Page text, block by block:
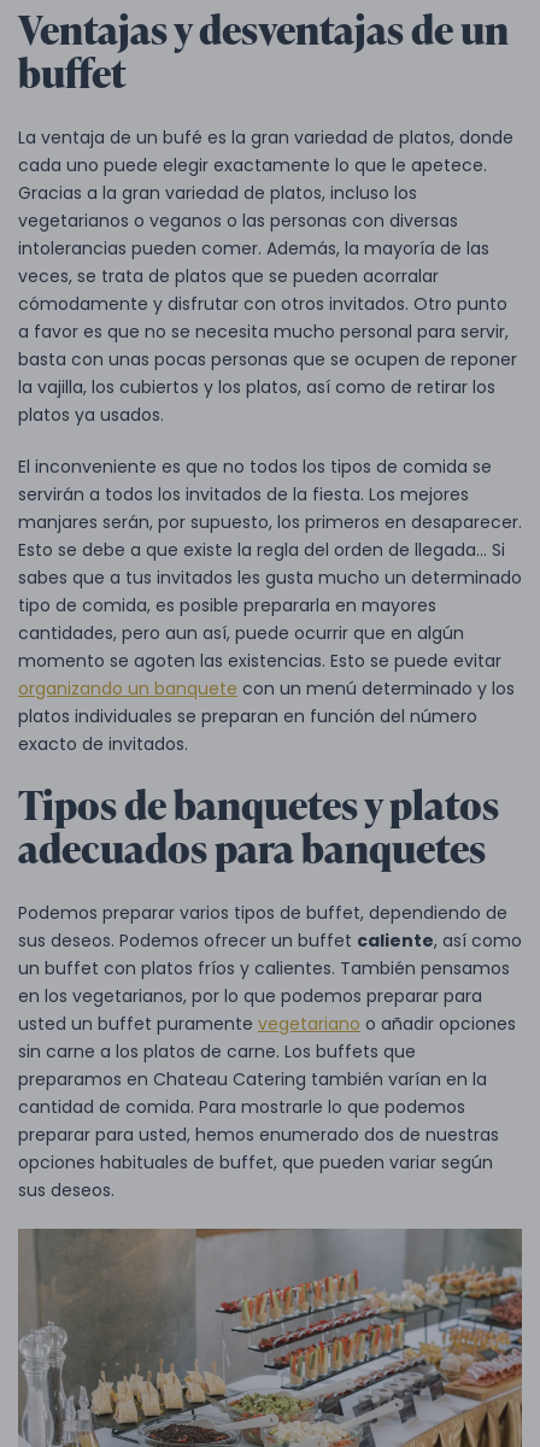
Ventajas y desventajas de un
buffet
La ventaja de un bufé es la gran variedad de platos, donde
cada uno puede elegir exactamente lo que le apetece.
Gracias a la gran variedad de platos, incluso los
vegetarianos o veganos o las personas con diversas
intolerancias pueden comer. Además, la mayoría de las
veces, se trata de platos que se pueden acorralar
cómodamente y disfrutar con otros invitados. Otro punto
a favor es que no se necesita mucho personal para servir,
basta con unas pocas personas que se ocupen de reponer
la vajilla, los cubiertos y los platos, así como de retirar los
platos ya usados.
El inconveniente es que no todos los tipos de comida se
servirán a todos los invitados de la fiesta. Los mejores
manjares serán, por supuesto, los primeros en desaparecer.
Esto se debe a que existe la regla del orden de llegada... Si
sabes que a tus invitados les gusta mucho un determinado
tipo de comida, es posible prepararla en mayores
cantidades, pero aun así, puede ocurrir que en algún
momento se agoten las existencias. Esto se puede evitar
organizando un banquete con un menú determinado y los
platos individuales se preparan en función del número
exacto de invitados.
Tipos de banquetes y platos
adecuados para banquetes
Podemos preparar varios tipos de buffet, dependiendo de
sus deseos. Podemos ofrecer un buffet caliente, así como
un buffet con platos fríos y calientes. También pensamos
en los vegetarianos, por lo que podemos preparar para
usted un buffet puramente vegetariano o añadir opciones
sin carne a los platos de carne. Los buffets que
preparamos en Chateau Catering también varían en la
cantidad de comida. Para mostrarle lo que podemos
preparar para usted, hemos enumerado dos de nuestras
opciones habituales de buffet, que pueden variar según
sus deseos.